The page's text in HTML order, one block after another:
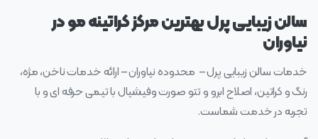
سالن زیبایی پرل بهترین مرکز کراتینه مو در
نیاوران
خدمات سالن زیبایی پرل – محدوده نیاوران – ارائه خدمات ناخن، مژه،
رنگ و کراتین، اصلاح ابرو و تتو صورت وفیشیال با تیمی حرفه ای و با
تجربه در خدمت شماست.